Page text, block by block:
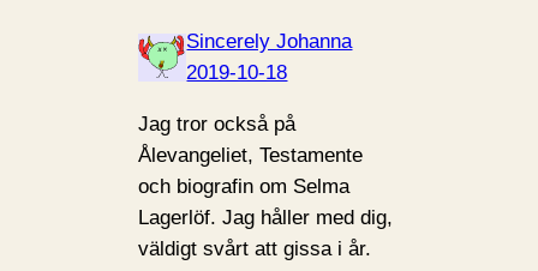
Sincerely Johanna
2019-10-18
Jag tror också på
Ålevangeliet, Testamente
och biografin om Selma
Lagerlöf. Jag håller med dig,
väldigt svårt att gissa i år.